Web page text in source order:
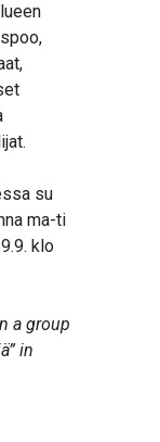
su
ma-ti
klo
a group
in